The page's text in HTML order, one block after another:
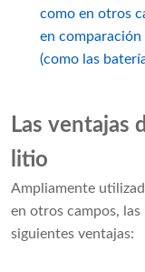
como en otros
en
(como las
Las ventajas
litio
Ampliamente
en otros campos,
siguientes ventajas: